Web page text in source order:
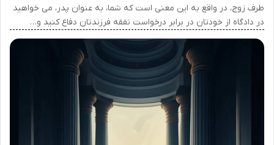
طرف زوج، در واقع به این معنی است که شما، به عنوان پدر، می خواهید
در دادگاه از خودتان در برابر درخواست نفقه فرزندتان دفاع کنید و…